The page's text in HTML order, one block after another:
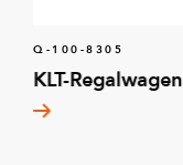
Q-100-8305
KLT-